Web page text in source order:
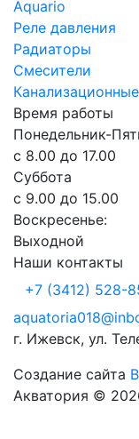
Aquario
Реле давления
Радиаторы
Смесители
Время работы
Понедельник-
с 8.00 до 17.00
Суббота
с 9.00 до 15.00
Воскресенье:
Выходной
Наши контакты
+7 (3412) 528-
г. Ижевск, ул.
Создание сайта
Акватория ©